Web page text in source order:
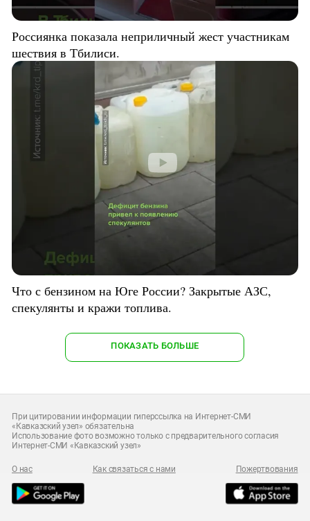
Россиянка показала неприличный жест участникам
шествия в Тбилиси.
Что с бензином на Юге России? Закрытые АЗС,
спекулянты и кражи топлива.
ПОКАЗАТЬ БОЛЬШЕ
При цитировании информации гиперссылка на Интернет-СМИ
«Кавказский узел» обязательна
Использование фото возможно только с предварительного согласия
Интернет-СМИ «Кавказский узел»
О нас Как связаться с нами Пожертвования